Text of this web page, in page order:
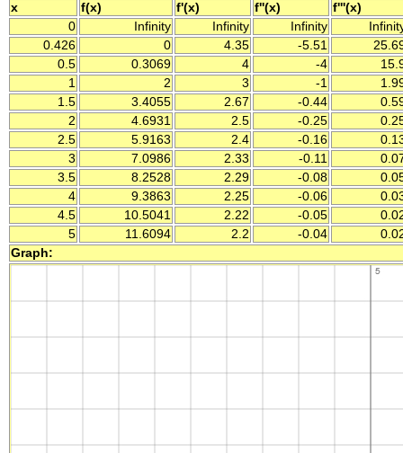
x
f(x) f'(x) f''(x)
f'''(x)
0
Infinity Infinity Infinity
0.426
0 4.35 -5.51
0.5
0.3069 4 -4
1
2 3 -1
1.5
3.4055 2.67 -0.44
2
4.6931 2.5 -0.25
2.5
5.9163 2.4 -0.16
3
7.0986 2.33 -0.11
3.5
8.2528 2.29 -0.08
4
9.3863 2.25 -0.06
4.5
10.5041 2.22 -0.05
5
11.6094 2.2 -0.04
Graph: